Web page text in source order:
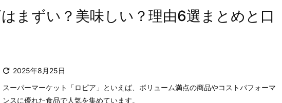
まずい？美味しい？理由6選まとめと口
 2025年8月25日
スーパーマーケット「ロピア」といえば、ボリューム満点の商品やコストパフォーマ
ンスに優れた食品で人気を集めています。